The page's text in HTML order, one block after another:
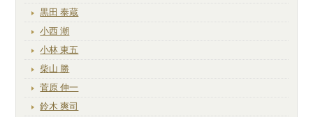
黒田 泰蔵
小西 潮
小林 東五
柴山 勝
菅原 伸一
鈴木 爽司